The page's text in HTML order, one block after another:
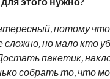
потому
сложно, но мало кто
пакетик,
собрать то, что